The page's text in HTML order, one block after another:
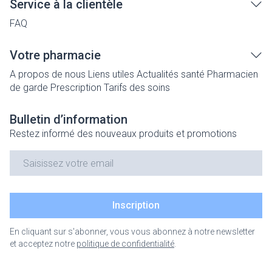
Service à la clientèle
FAQ
Votre pharmacie
A propos de nous Liens utiles Actualités santé Pharmacien
de garde Prescription Tarifs des soins
Bulletin d’information
Restez informé des nouveaux produits et promotions
Inscription
En cliquant sur s'abonner, vous vous abonnez à notre newsletter
et acceptez notre politique de confidentialité